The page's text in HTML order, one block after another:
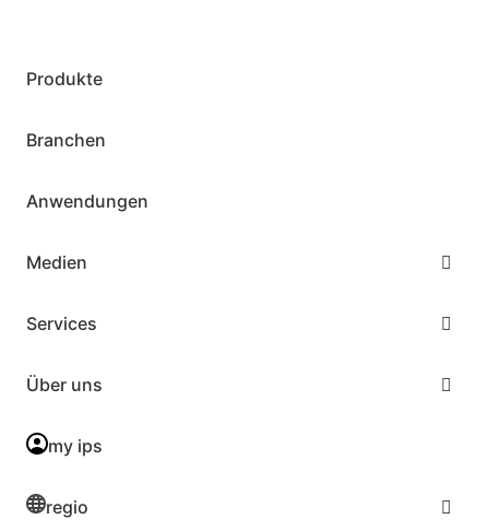
Produkte
Branchen
Anwendungen
Medien
Services
Über uns
my ips
regio